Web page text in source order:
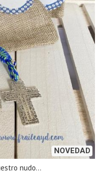
NOVEDAD
nudo...